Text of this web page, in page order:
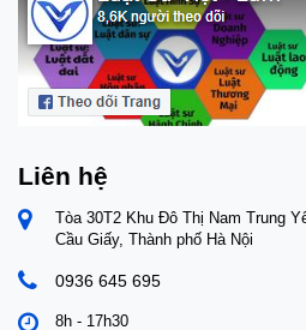
Liên hệ
Tòa 30T2 Khu Đô Thị Nam Trung
Cầu Giấy, Thành phố Hà Nội
0936 645 695
8h - 17h30